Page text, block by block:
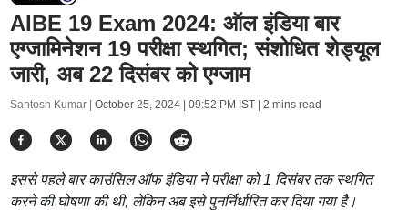
AIBE 19 Exam 2024: ऑल इंडिया बार
एग्जामिनेशन 19 परीक्षा स्थगित; संशोधित शेड्यूल
जारी, अब 22 दिसंबर को एग्जाम
Santosh Kumar | October 25, 2024 | 09:52 PM IST| 2 mins read
इससे पहले बार काउंसिल ऑफ इंडिया ने परीक्षा को 1 दिसंबर तक स्थगित
करने की घोषणा की थी, लेकिन अब इसे पुनर्निर्धारित कर दिया गया है।